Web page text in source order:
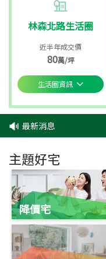
林森北路生活圈
近半年成交價
80萬/坪
生活圈資訊
最新消息
主題好宅
降價宅